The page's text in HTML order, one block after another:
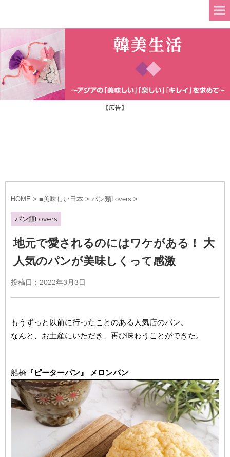
【広告】
HOME > ■美味しい日本 > パン類Lovers >
パン類Lovers
地元で愛されるのにはワケがある！ 大
人気のパンが美味しくって感激
投稿日： 2022年3月3日
もうずっと以前に行ったことのある人気店のパン。
なんと、お土産にいただき、再び味わうことができた。
船橋 『ピーターパン』 メロンパン